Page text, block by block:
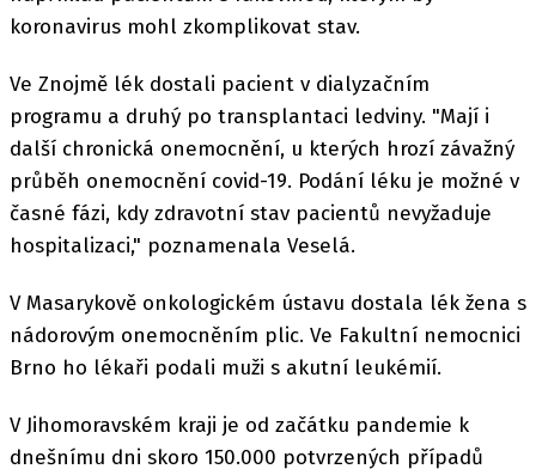
koronavirus mohl zkomplikovat stav.
Ve Znojmě lék dostali pacient v dialyzačním
programu a druhý po transplantaci ledviny. "Mají i
další chronická onemocnění, u kterých hrozí závažný
průběh onemocnění covid-19. Podání léku je možné v
časné fázi, kdy zdravotní stav pacientů nevyžaduje
hospitalizaci," poznamenala Veselá.
V Masarykově onkologickém ústavu dostala lék žena s
nádorovým onemocněním plic. Ve Fakultní nemocnici
Brno ho lékaři podali muži s akutní leukémií.
V Jihomoravském kraji je od začátku pandemie k
dnešnímu dni skoro 150.000 potvrzených případů